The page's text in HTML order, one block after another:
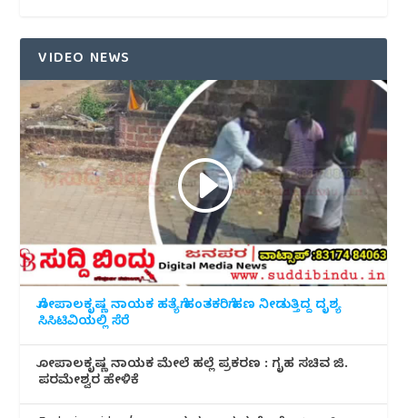
VIDEO NEWS
ಗೋಪಾಲಕೃಷ್ಣ ನಾಯಕ ಹತ್ಯೆಗೆ ಹಂತಕರಿಗೆ ಹಣ ನೀಡುತ್ತಿದ್ದ ದೃಶ್ಯ
ಸಿಸಿಟಿವಿಯಲ್ಲಿ ಸೆರೆ
ಗೋಪಾಲಕೃಷ್ಣ ನಾಯಕ ಮೇಲೆ ಹಲ್ಲೆ ಪ್ರಕರಣ : ಗೃಹ ಸಚಿವ ಜಿ.
ಪರಮೇಶ್ವರ ಹೇಳಿಕೆ